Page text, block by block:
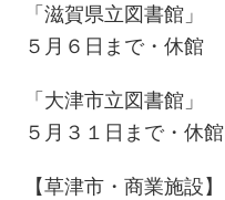
「滋賀県立図書館」
５月６日まで・休館
「大津市立図書館」
５月３１日まで・休館
【草津市・商業施設】